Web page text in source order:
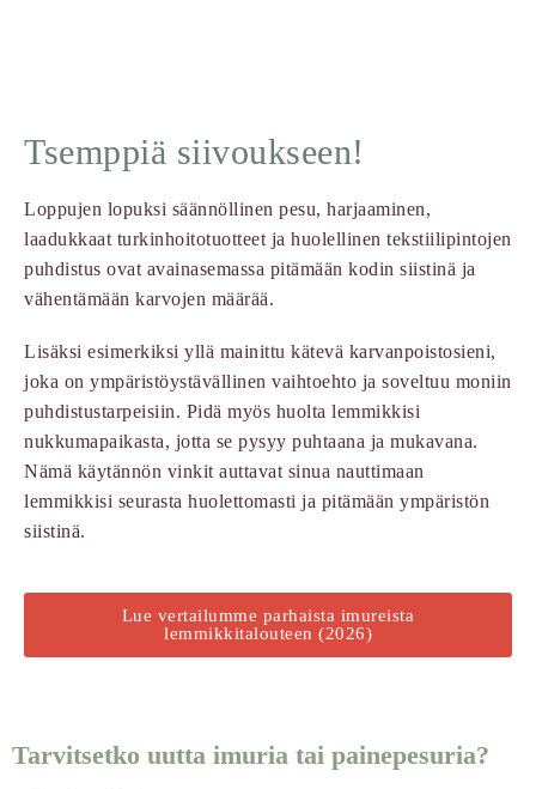
Tsemppiä siivoukseen!
Loppujen lopuksi säännöllinen pesu, harjaaminen,
laadukkaat turkinhoitotuotteet ja huolellinen tekstiilipintojen
puhdistus ovat avainasemassa pitämään kodin siistinä ja
vähentämään karvojen määrää.
Lisäksi esimerkiksi yllä mainittu kätevä karvanpoistosieni,
joka on ympäristöystävällinen vaihtoehto ja soveltuu moniin
puhdistustarpeisiin. Pidä myös huolta lemmikkisi
nukkumapaikasta, jotta se pysyy puhtaana ja mukavana.
Nämä käytännön vinkit auttavat sinua nauttimaan
lemmikkisi seurasta huolettomasti ja pitämään ympäristön
siistinä.
Lue vertailumme parhaista imureista
lemmikkitalouteen (2026)
Tarvitsetko uutta imuria tai painepesuria?